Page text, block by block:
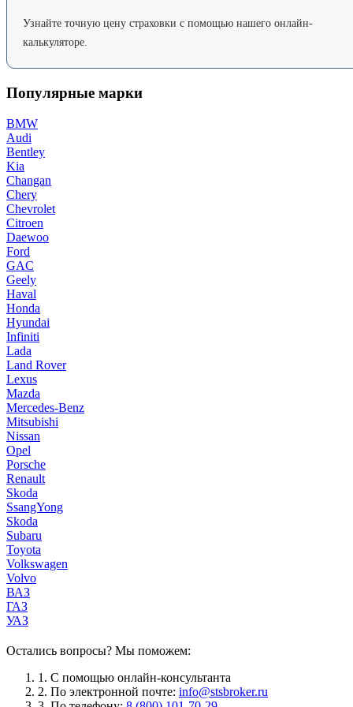
Узнайте точную цену страховки с помощью нашего онлайн-
калькуляторе.
Популярные марки
BMW
Audi
Bentley
Kia
Changan
Chery
Chevrolet
Citroen
Daewoo
Ford
GAC
Geely
Haval
Honda
Hyundai
Infiniti
Lada
Land Rover
Lexus
Mazda
Mercedes-Benz
Mitsubishi
Nissan
Opel
Porsche
Renault
Skoda
SsangYong
Skoda
Subaru
Toyota
Volkswagen
Volvo
ВАЗ
ГАЗ
УАЗ
Остались вопросы? Мы поможем:
1. С помощью онлайн-консультанта
2. По электронной почте: info@stsbroker.ru